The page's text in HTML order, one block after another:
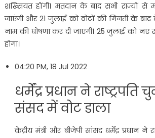
शख्सियत होंगी। मतदान के बाद सभी राज्यों से
जाएंगी और 21 जुलाई को वोटों की गिनती के
नाम की घोषणा कर दी जाएगी। 25 जुलाई को नए
होगा।
04:20 PM, 18 Jul 2022
धर्मेंद्र प्रधान ने
संसद में वोट डाला
केंद्रीय मंत्री और बीजेपी सांसद धर्मेंद्र प्रधान ने